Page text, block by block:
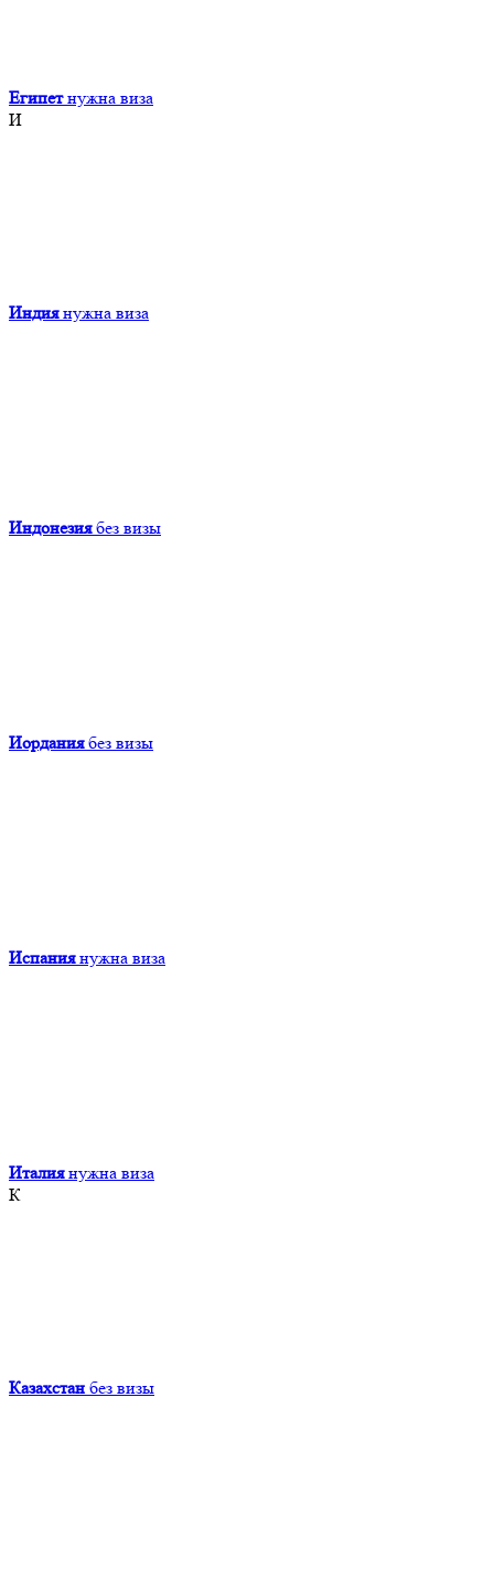
Египет нужна виза
И
Индия нужна виза
Индонезия без визы
Иордания без визы
Испания нужна виза
Италия нужна виза
К
Казахстан без визы